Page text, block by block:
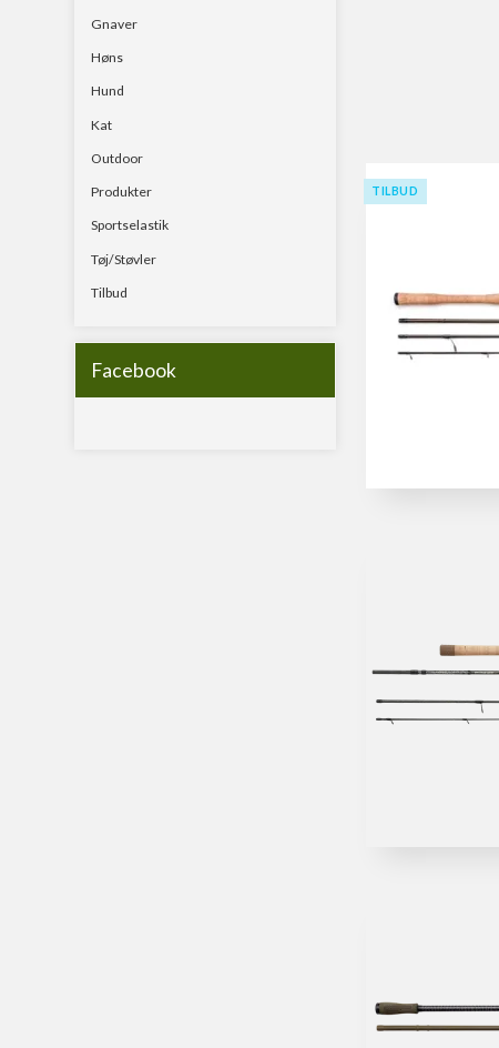
Gnaver
Høns
Hund
Kat
Outdoor
Produkter
Sportselastik
Tøj/Støvler
Tilbud
Facebook
TILBUD